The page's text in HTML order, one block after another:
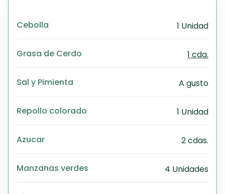
Cebolla 1 Unidad
Grasa de Cerdo 1 cda.
Sal y Pimienta A gusto
Repollo colorado 1 Unidad
Azucar 2 cdas.
Manzanas verdes 4 Unidades